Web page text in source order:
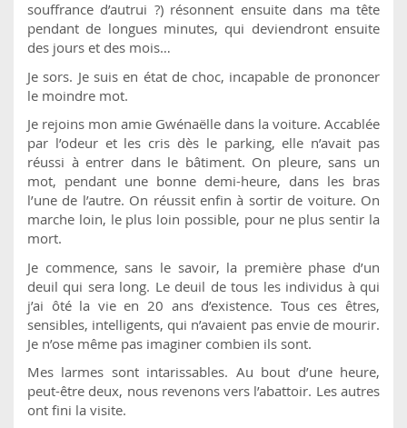
souffrance d’autrui ?) résonnent ensuite dans ma tête
pendant de longues minutes, qui deviendront ensuite
des jours et des mois…
Je sors. Je suis en état de choc, incapable de prononcer
le moindre mot.
Je rejoins mon amie Gwénaëlle dans la voiture. Accablée
par l’odeur et les cris dès le parking, elle n’avait pas
réussi à entrer dans le bâtiment. On pleure, sans un
mot, pendant une bonne demi-heure, dans les bras
l’une de l’autre. On réussit enfin à sortir de voiture. On
marche loin, le plus loin possible, pour ne plus sentir la
mort.
Je commence, sans le savoir, la première phase d’un
deuil qui sera long. Le deuil de tous les individus à qui
j’ai ôté la vie en 20 ans d’existence. Tous ces êtres,
sensibles, intelligents, qui n’avaient pas envie de mourir.
Je n’ose même pas imaginer combien ils sont.
Mes larmes sont intarissables. Au bout d’une heure,
peut-être deux, nous revenons vers l’abattoir. Les autres
ont fini la visite.